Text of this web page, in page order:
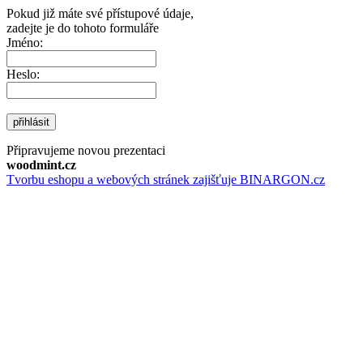
Pokud již máte své přístupové údaje,
zadejte je do tohoto formuláře
Jméno:
Heslo:
přihlásit
Připravujeme novou prezentaci
woodmint.cz
Tvorbu eshopu a webových stránek zajišťuje BINARGON.cz